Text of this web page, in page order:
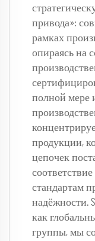
привода»:
рамках
опираясь на
полной мере
продукции,
цепочек
стандартам
надёжности.
как
группы, мы